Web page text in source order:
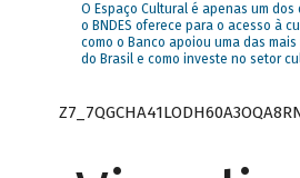
O Espaço Cultural é apenas um dos
o BNDES oferece para o acesso à
como o Banco apoiou uma das
do Brasil e como investe no setor